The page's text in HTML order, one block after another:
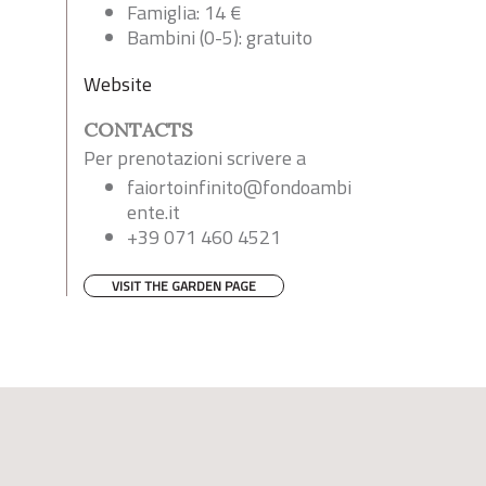
Famiglia: 14 €
Bambini (0-5): gratuito
Website
CONTACTS
Per prenotazioni scrivere a
faiortoinfinito@fondoambi
ente.it
+39 071 460 4521
VISIT THE GARDEN PAGE